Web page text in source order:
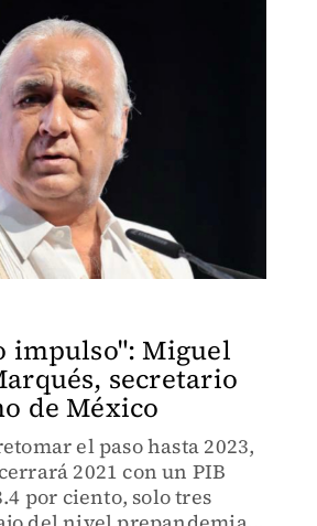
impulso": Miguel
secretario
de México
el paso hasta 2023,
2021 con un PIB
por ciento, solo tres